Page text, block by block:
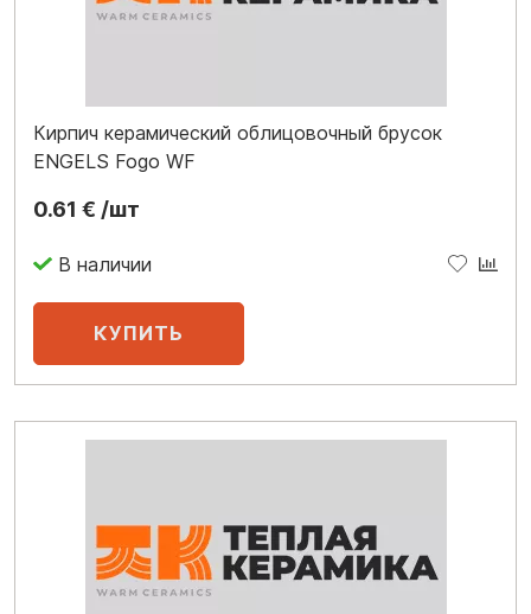
Кирпич керамический облицовочный брусок
ENGELS Fogo WF
0.61 € /шт